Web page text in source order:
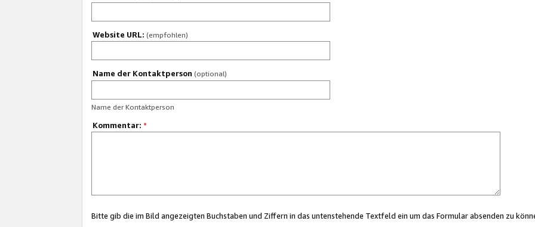
Website URL: (empfohlen)
Name der Kontaktperson (optional)
Name der Kontaktperson
Kommentar: *
Bitte gib die im Bild angezeigten Buchstaben und Ziffern in das untenstehende Textfeld ein um das Formular absenden zu